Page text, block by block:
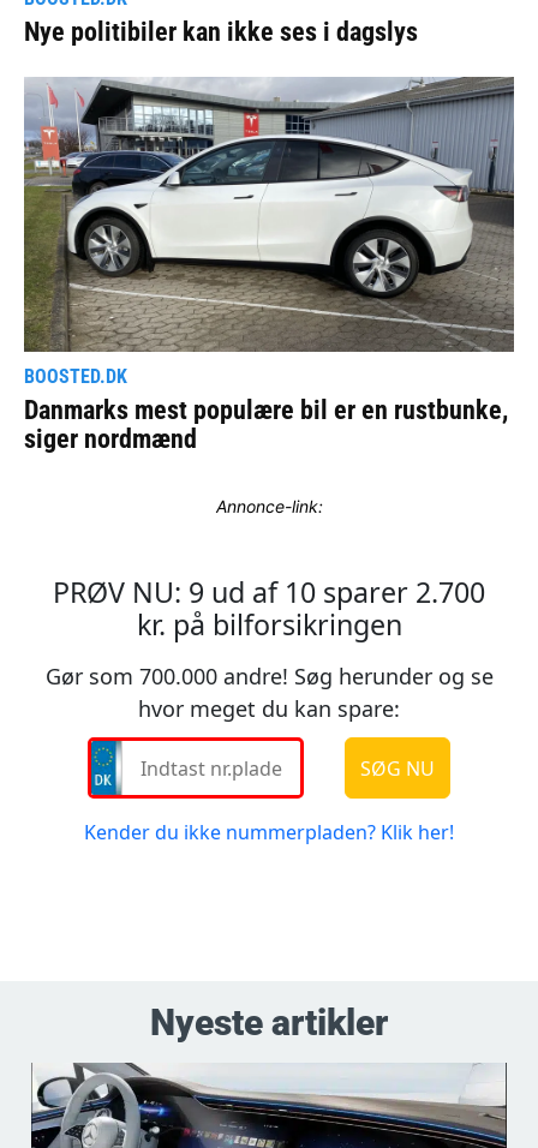
Annonce-link:
Nyeste artikler